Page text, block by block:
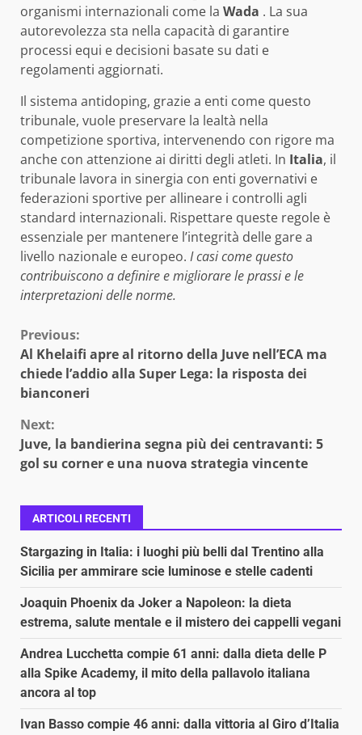
organismi internazionali come la Wada . La sua
autorevolezza sta nella capacità di garantire
processi equi e decisioni basate su dati e
regolamenti aggiornati.
Il sistema antidoping, grazie a enti come questo
tribunale, vuole preservare la lealtà nella
competizione sportiva, intervenendo con rigore ma
anche con attenzione ai diritti degli atleti. In Italia, il
tribunale lavora in sinergia con enti governativi e
federazioni sportive per allineare i controlli agli
standard internazionali. Rispettare queste regole è
essenziale per mantenere l’integrità delle gare a
livello nazionale e europeo. I casi come questo
contribuiscono a definire e migliorare le prassi e le
interpretazioni delle norme.
Continue
Reading
Previous:
Al Khelaifi apre al ritorno della Juve nell’ECA ma
chiede l’addio alla Super Lega: la risposta dei
bianconeri
Next:
Juve, la bandierina segna più dei centravanti: 5
gol su corner e una nuova strategia vincente
ARTICOLI RECENTI
Stargazing in Italia: i luoghi più belli dal Trentino alla
Sicilia per ammirare scie luminose e stelle cadenti
Joaquin Phoenix da Joker a Napoleon: la dieta
estrema, salute mentale e il mistero dei cappelli vegani
Andrea Lucchetta compie 61 anni: dalla dieta delle P
alla Spike Academy, il mito della pallavolo italiana
ancora al top
Ivan Basso compie 46 anni: dalla vittoria al Giro d’Italia